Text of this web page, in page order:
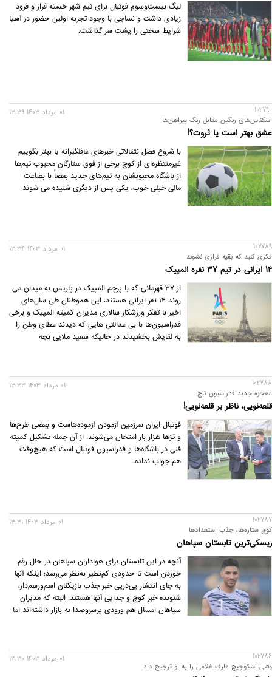
لیگ بیست‌وسوم فوتبال برای تیم شهر خسته فراز و فرود
زیادی داشت و نساجی با وجود تجربه اولین حضور در آسیا
شرایط سختی را پشت سر گذاشت.
102790
اسکناس‌های رنگین مقابل رنگ‌ پیراهن‌ها
عشق بهتر است یا ثروت؟!
01 مرداد 1403 13:39
با شروع فصل نتقالاتی خبرهای غافلگیرانه یا بهتر بگوییم
غیرمنتظره‌ای از کوچ برخی از فوق ستارگان محبوب تیم‌ها
از باشگاه محبوبشان به تیم‌های جدید بعضاً با بضاعت
مالی خیلی خوب، یکی پس از دیگری شنیده می شوند
102789
فکری کنید که بقیه فراری نشوند
14 ایرانی در تیم 37 نفره المپیک
01 مرداد 1403 13:34
از ۳۷ قهرمانی که با پرچم المپیک در پاریس به میدان می
روند ۱۴ نفر ایرانی هستند. این هموطنان طی سال‌های
اخیر با تفکر ورزشکار سالاری مدیران کمیته المپیک و برخی
فدراسیون‌ها با بی عدالتی هایی که دیدند عطای وطن را
به لقایش بخشیدند در حالیکه سعید ملایی بچه
102788
معجزه جدید فدراسیون تاج
قلعه‌نویی، ناظر بر قلعه‌نویی!
01 مرداد 1403 13:33
فوتبال ایران سرزمین آزمودن آزموده‌هاست و بعضی طرح‌ها
و تزها هزار بار امتحان می‌شوند. از آن جمله تشکیل کمیته
فنی در باشگاه‌ها و فدراسیون فوتبال است که هیچ‌وقت
هم جواب نداده.
102787
کوچ ستاره‌ها، جذب استعدادها
ریسکی‌ترین تابستان سپاهان
01 مرداد 1403 13:31
آنچه در این تابستان برای هواداران سپاهان در حال رقم
خوردن است تا حدودی کم‌نظیر به‌نظر می‌رسد؛ اینکه آنها
به جای انتشار پی‌درپی خبر جذب بازیکنان اسم‌ورسم‌دار،
شنونده خبر کوچ و جدایی آنها هستند. البته که مدیران
سپاهان امسال هم ورودی پرسروصدا به بازار داشته‌اند اما
102786
وقتی اسکوچیچ عارف غلامی را به او ترجیح داد
01 مرداد 1403 13:30